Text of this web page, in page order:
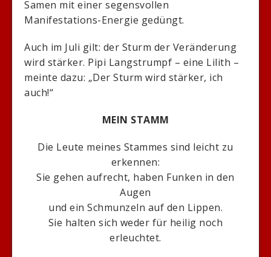
Samen mit einer segensvollen
Manifestations-Energie gedüngt.
Auch im Juli gilt: der Sturm der Veränderung
wird stärker. Pipi Langstrumpf – eine Lilith –
meinte dazu: „Der Sturm wird stärker, ich
auch!“
MEIN STAMM
Die Leute meines Stammes sind leicht zu
erkennen:
Sie gehen aufrecht, haben Funken in den
Augen
und ein Schmunzeln auf den Lippen.
Sie halten sich weder für heilig noch
erleuchtet.